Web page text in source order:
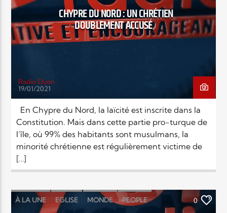
CHYPRE DU NORD : UN CHRÉTIEN
DOUBLEMENT ACCUSÉ
Radio Elyon
19/01/2021
En Chypre du Nord, la laïcité est inscrite dans la
Constitution. Mais dans cette partie pro-turque de
l’île, où 99% des habitants sont musulmans, la
minorité chrétienne est régulièrement victime de
[…]
À LA UNE EGLISE MONDE PEOPLE 0